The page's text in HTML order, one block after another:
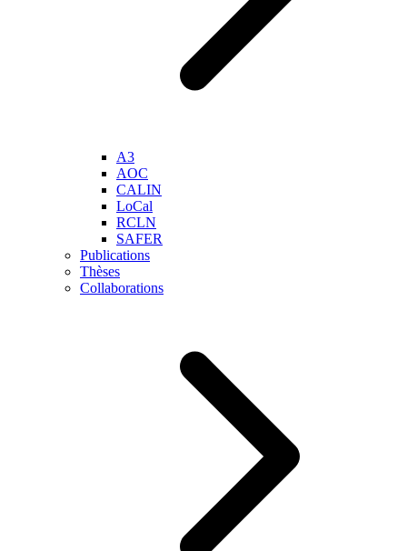
A3
AOC
CALIN
LoCal
RCLN
SAFER
Publications
Thèses
Collaborations